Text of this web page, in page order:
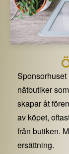
Sponsorhuset
nätbutiker
skapar åt
av köpet,
från butiken.
ersättning.